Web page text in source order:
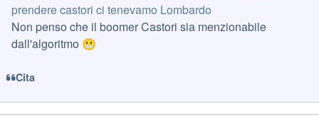
prendere castori ci tenevamo Lombardo
Non penso che il boomer Castori sia menzionabile
dall'algoritmo 😬
Cita